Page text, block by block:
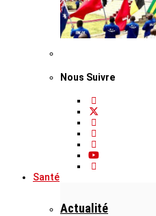
Nous Suivre
Santé
Actualité